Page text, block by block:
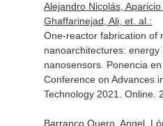
Alejandro Nicolás,
Ghaffarinejad, Ali, et. al.:
One-reactor fabrication of
nanoarchitectures:
nanosensors. Ponencia
Conference on Advances
Technology 2021. Online.
Barranco Quero, Angel,